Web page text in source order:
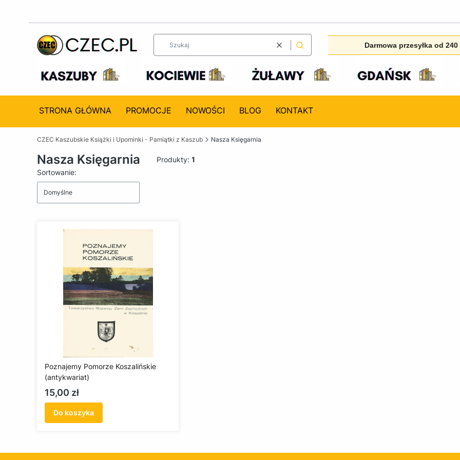
WyczyśćSzukaj Darmowa przesyłka od 240
STRONA GŁÓWNA PROMOCJE NOWOŚCI BLOG KONTAKT
CZEC Kaszubskie Książki i Upominki - Pamiątki z Kaszub Nasza Księgarnia
Nasza Księgarnia Produkty: 1
Lista produktów
Sortowanie:
Domyślne
Poznajemy Pomorze Koszalińskie
(antykwariat)
Cena
15,00 zł
Do koszyka